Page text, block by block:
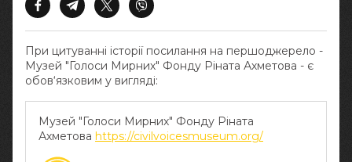
При цитуванні історії посилання на першоджерело -
Музей "Голоси Мирних" Фонду Ріната Ахметова - є
обов‘язковим у вигляді:
Музей "Голоси Мирних" Фонду Ріната
Ахметова https://civilvoicesmuseum.org/